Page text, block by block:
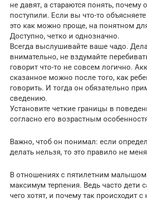
не давят, а стараются понять, почему
поступили. Если вы что-то
это как можно проще, на понятном
Доступно, четко и однозначно.
Всегда выслушивайте ваше чадо.
внимательно, не вздумайте
говорит что-то не совсем логично.
сказанное можно после того, как
говорить. И тогда он обязательно
сведению.
Установите четкие границы в
согласно его возрастным
Важно, чтоб он понимал: если
делать нельзя, то это правило не
В отношениях с пятилетним малышом
максимум терпения. Ведь часто дети
чего хотят, и почему так происходит